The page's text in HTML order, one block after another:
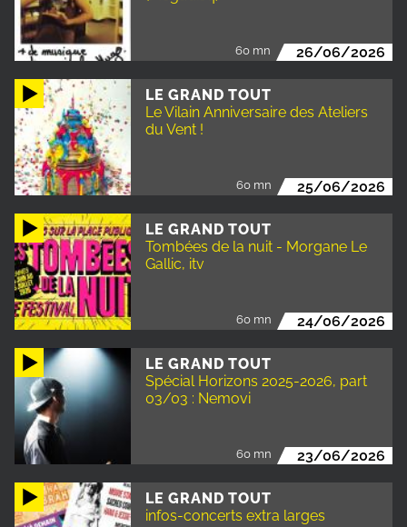
60 mn 26/06/2026
LE GRAND TOUT
Le Vilain Anniversaire des Ateliers
du Vent !
60 mn 25/06/2026
LE GRAND TOUT
Tombées de la nuit - Morgane Le
Gallic, itv
60 mn 24/06/2026
LE GRAND TOUT
Spécial Horizons 2025-2026, part
03/03 : Nemovi
60 mn 23/06/2026
LE GRAND TOUT
infos-concerts extra larges